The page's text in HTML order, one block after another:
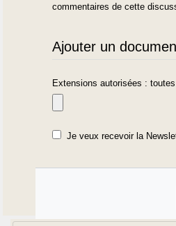
commentaires de cette
Ajouter un
Extensions autorisées : toutes
Je veux recevoir la